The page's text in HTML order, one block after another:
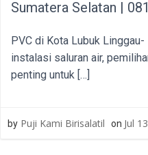
Sumatera Selatan |
PVC di Kota Lubuk
instalasi saluran air,
penting untuk […]
by Puji Kami Birisalatil on Jul 13